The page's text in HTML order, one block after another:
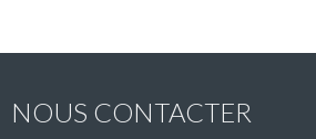
NOUS CONTACTER